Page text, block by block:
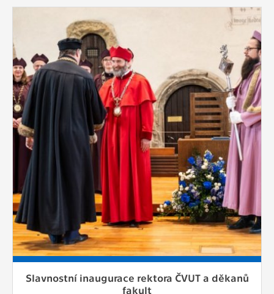
Slavnostní inaugurace rektora ČVUT a děkanů
fakult